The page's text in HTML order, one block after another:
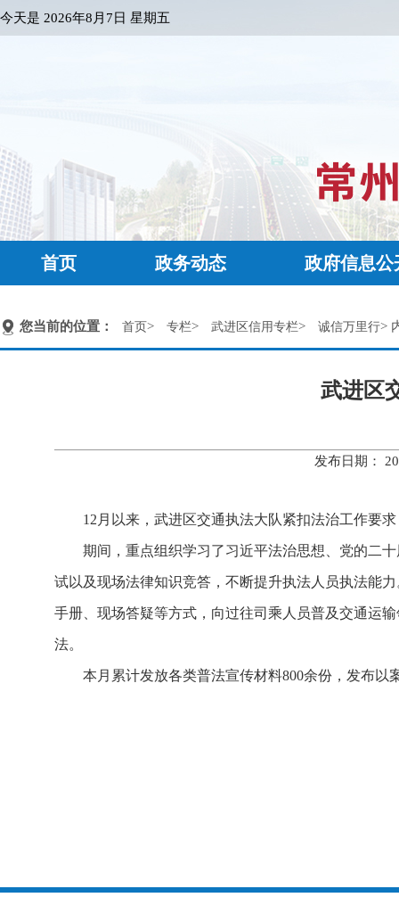
今天是 2026年8月7日 星期五
首页 政务动态 政府信息公
您当前的位置： 首页> 专栏> 武进区信用专栏> 诚信万里行>
武进区
发布日期：
12月以来，武进区交通执法大队紧扣法治工作要
期间，重点组织学习了习近平法治思想、党的二
试以及现场法律知识竞答，不断提升执法人员执法能
手册、现场答疑等方式，向过往司乘人员普及交通运
法。
本月累计发放各类普法宣传材料800余份，发布以